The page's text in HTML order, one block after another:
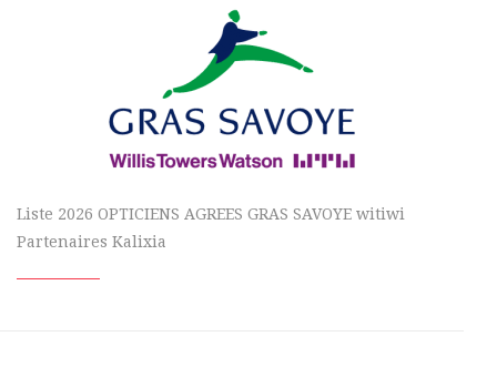
Liste 2026 OPTICIENS AGREES GRAS SAVOYE witiwi
Partenaires Kalixia